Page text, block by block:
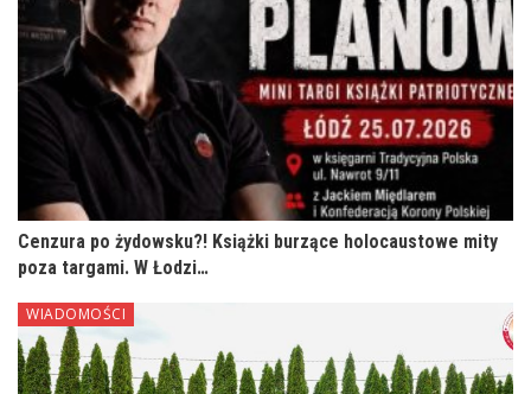
Cenzura po żydowsku?! Książki burzące holocaustowe mity
poza targami. W Łodzi…
WIADOMOŚCI